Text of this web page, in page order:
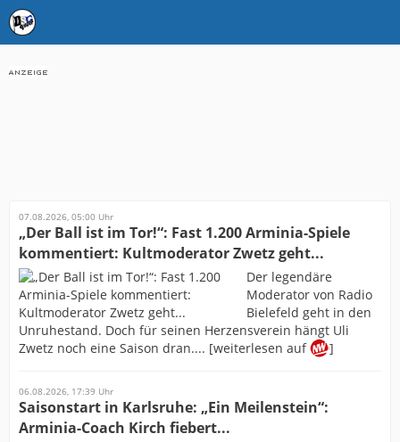
07.08.2026, 05:00 Uhr
„Der Ball ist im Tor!“: Fast 1.200 Arminia-Spiele
kommentiert: Kultmoderator Zwetz geht...
Der legendäre
Moderator von Radio
Bielefeld geht in den
Unruhestand. Doch für seinen Herzensverein hängt Uli
Zwetz noch eine Saison dran.... [weiterlesen auf
]
06.08.2026, 17:39 Uhr
Saisonstart in Karlsruhe: „Ein Meilenstein“:
Arminia-Coach Kirch fiebert...